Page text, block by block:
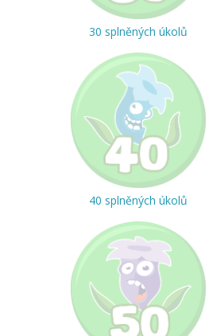
30 splněných úkolů
40 splněných úkolů